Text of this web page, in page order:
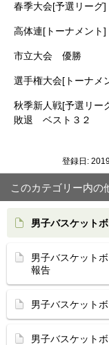
春季大会[予選リー
高体連[トーナメン
市立大会 優勝
選手権大会[トーナ
秋季新人戦[予選リ
敗退 ベスト３２
登録日:
このカテゴリー内の
男子バスケット
男子バスケット
報告
男子バスケット
男子バスケット